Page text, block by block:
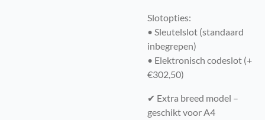
Slotopties:
• Sleutelslot (standaard
inbegrepen)
• Elektronisch codeslot (+
€302,50)
✔ Extra breed model –
geschikt voor A4